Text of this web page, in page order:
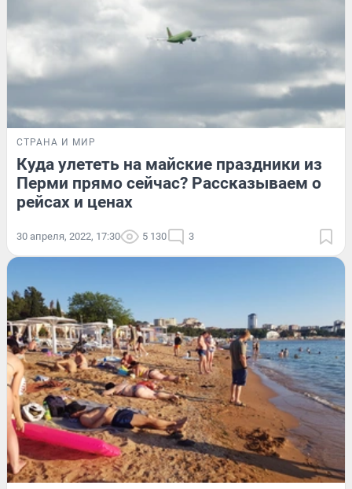
СТРАНА И МИР
Куда улететь на майские праздники из
Перми прямо сейчас? Рассказываем о
рейсах и ценах
30 апреля, 2022, 17:30 5 130 3